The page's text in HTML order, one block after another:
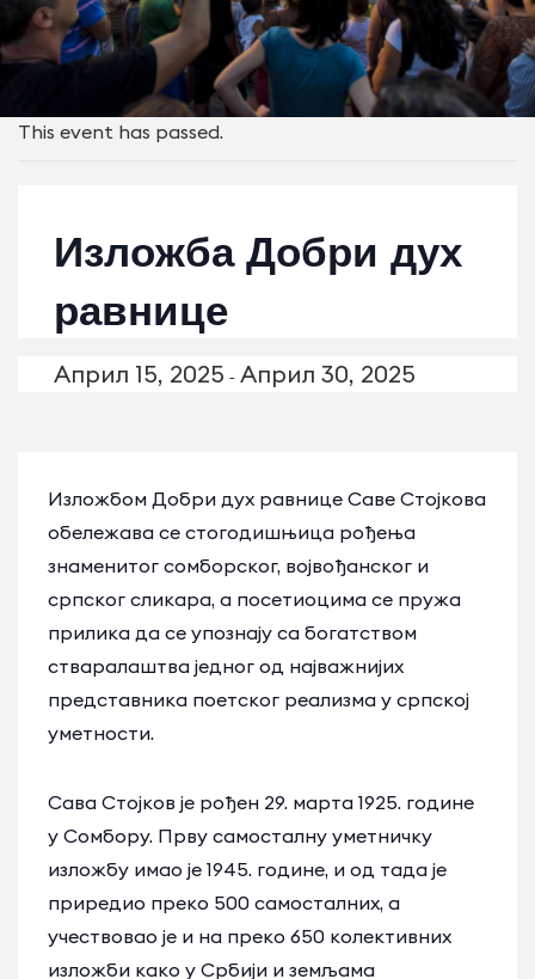
This event has passed.
Изложба Добри дух
равнице
Април 15, 2025 - Април 30, 2025
Изложбом Добри дух равнице Саве Стојкова
обележава се стогодишњица рођења
знаменитог сомборског, војвођанског и
српског сликара, а посетиоцима се пружа
прилика да се упознају са богатством
стваралаштва једног од најважнијих
представника поетског реализма у српској
уметности.
Сава Стојков је рођен 29. марта 1925. године
у Сомбору. Прву самосталну уметничку
изложбу имао је 1945. године, и од тада је
приредио преко 500 самосталних, а
учествовао је и на преко 650 колективних
изложби како у Србији и земљама